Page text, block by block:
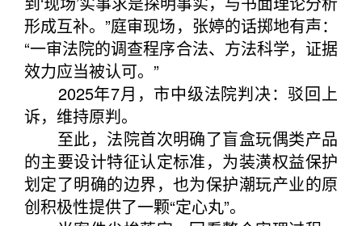
形成互补。”庭审现场，张婷的话掷地有声：
“一审法院的调查程序合法、方法科学，证据
效力应当被认可。”
2025年7月，市中级法院判决：驳回上
诉，维持原判。
至此，法院首次明确了盲盒玩偶类产品
的主要设计特征认定标准，为装潢权益保护
划定了明确的边界，也为保护潮玩产业的原
创积极性提供了一颗“定心丸”。